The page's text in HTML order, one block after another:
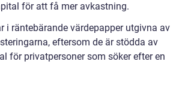
för att få mer avkastning.
räntebärande värdepapper utgivna av
eftersom de är stödda av
för privatpersoner som söker efter en